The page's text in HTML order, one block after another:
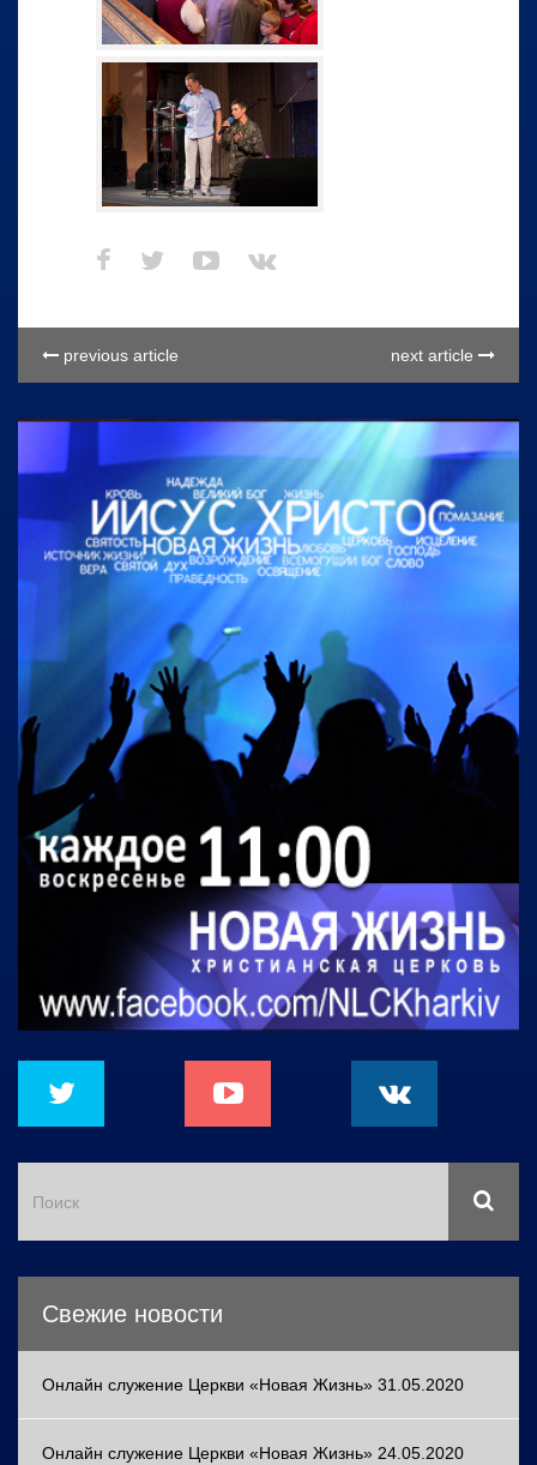
previous article next article
Свежие новости
Онлайн служение Церкви «Новая Жизнь» 31.05.2020
Онлайн служение Церкви «Новая Жизнь» 24.05.2020